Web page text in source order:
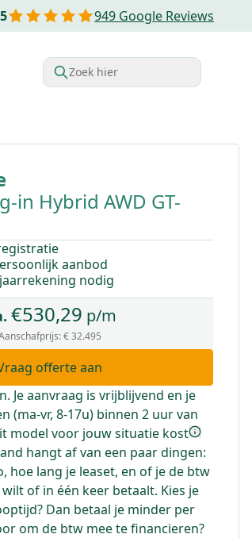
5 949 Google Reviews
Zoek hier
in Hybrid AWD GT-
aanbod
nodig
€530,29 p/m
€ 32.495
offerte aan
Je aanvraag is vrijblijvend en je
(ma-vr, 8-17u) binnen 2 uur van
model voor jouw situatie kost
hangt af van een paar dingen:
hoe lang je leaset, en of je de btw
of in één keer betaalt. Kies je
Dan betaal je minder per
om de btw mee te financieren?